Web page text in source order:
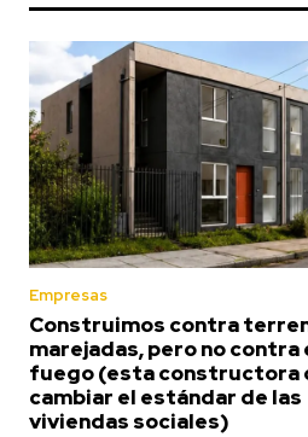
Empresas
Construimos contra
marejadas, pero no contra
fuego (esta constructora
cambiar el estándar de las
viviendas sociales)